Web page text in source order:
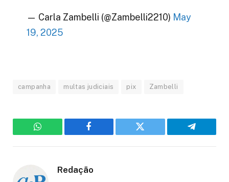
— Carla Zambelli (@Zambelli2210) May
19, 2025
campanha multas judiciais pix Zambelli
WhatsApp Facebook Twitter Telegram
Redação